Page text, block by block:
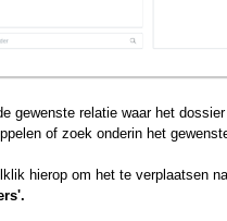
gewenste relatie waar het
of zoek onderin het
hierop om het te verplaatsen